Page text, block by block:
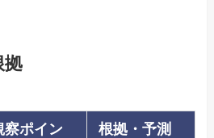
拠
察ポイン
根拠・予測